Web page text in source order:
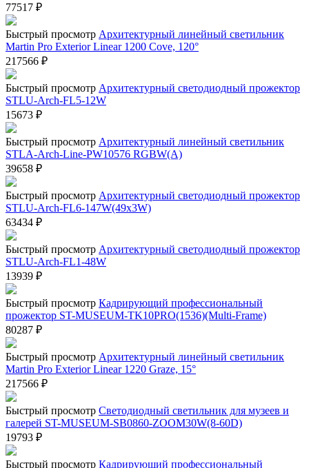
77517 ₽
Быстрый просмотр Архитектурный линейный светильник
Martin Pro Exterior Linear 1200 Cove, 120°
217566 ₽
Быстрый просмотр Архитектурный светодиодный прожектор
STLU-Arch-FL5-12W
15673 ₽
Быстрый просмотр Архитектурный линейный светильник
STLA-Arch-Line-PW10576 RGBW(A)
39658 ₽
Быстрый просмотр Архитектурный светодиодный прожектор
STLU-Arch-FL6-147W(49x3W)
63434 ₽
Быстрый просмотр Архитектурный светодиодный прожектор
STLU-Arch-FL1-48W
13939 ₽
Быстрый просмотр Кадрирующий профессиональный
прожектор ST-MUSEUM-TK10PRO(1536)(Multi-Frame)
80287 ₽
Быстрый просмотр Архитектурный линейный светильник
Martin Pro Exterior Linear 1220 Graze, 15°
217566 ₽
Быстрый просмотр Светодиодный светильник для музеев и
галерей ST-MUSEUM-SB0860-ZOOM30W(8-60D)
19793 ₽
Быстрый просмотр Кадрирующий профессиональный